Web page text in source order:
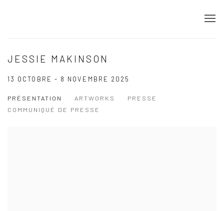
JESSIE MAKINSON
13 OCTOBRE - 8 NOVEMBRE 2025
PRÉSENTATION ARTWORKS
PRESSE
COMMUNIQUÉ DE PRESSE